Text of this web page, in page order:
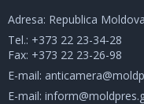
Adresa: Republica
Tel.: +373 22 23-34-28
Fax: +373 22 23-26-98
E-mail:
E-mail: